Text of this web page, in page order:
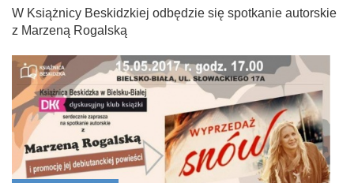
W Książnicy Beskidzkiej odbędzie się spotkanie autorskie
z Marzeną Rogalską